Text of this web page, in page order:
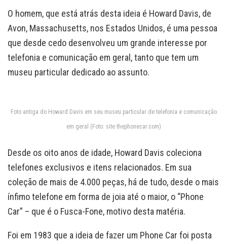
O homem, que está atrás desta ideia é Howard Davis, de
Avon, Massachusetts, nos Estados Unidos, é uma pessoa
que desde cedo desenvolveu um grande interesse por
telefonia e comunicação em geral, tanto que tem um
museu particular dedicado ao assunto.
Foto antiga do Howard Davis em seu museu particular de telefonia e comunicação
em geral (Foto: site thephonecar.com)
Desde os oito anos de idade, Howard Davis coleciona
telefones exclusivos e itens relacionados. Em sua
coleção de mais de 4.000 peças, há de tudo, desde o mais
ínfimo telefone em forma de joia até o maior, o “Phone
Car” – que é o Fusca-Fone, motivo desta matéria.
Foi em 1983 que a ideia de fazer um Phone Car foi posta